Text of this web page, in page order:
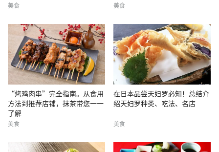
美食 美食
“烤鸡肉串”完全指南。从食用
方法到推荐店铺，抹茶带您一一
了解
美食
在日本品尝天妇罗必知！总结介
绍天妇罗种类、吃法、名店
美食